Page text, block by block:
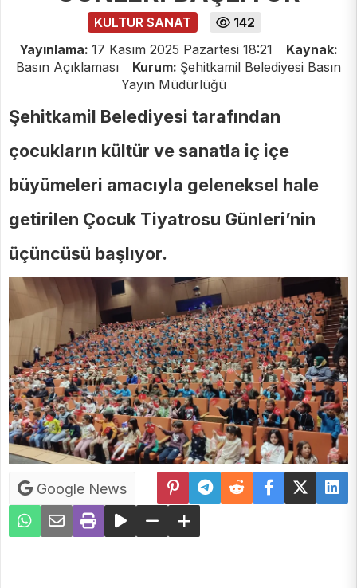
KULTUR SANAT
142
Yayınlama: 17 Kasım 2025 Pazartesi 18:21
Kaynak:
Basın Açıklaması
Kurum: Şehitkamil Belediyesi Basın
Yayın Müdürlüğü
Şehitkamil Belediyesi tarafından
çocukların kültür ve sanatla iç içe
büyümeleri amacıyla geleneksel hale
getirilen Çocuk Tiyatrosu Günleri’nin
üçüncüsü başlıyor.
Google News